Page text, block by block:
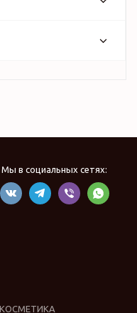
Мы в социальных сетях:
КОСМЕТИКА